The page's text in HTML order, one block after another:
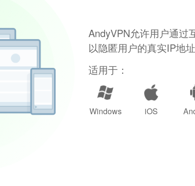
AndyVPN允许用户通过
以隐匿用户的真实IP地
适用于：
Windows iOS